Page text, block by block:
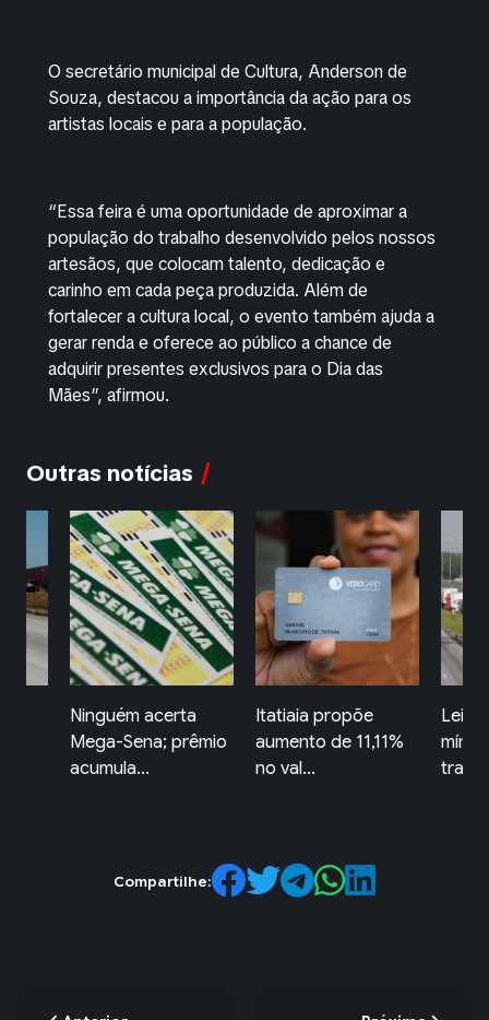
O secretário municipal de Cultura, Anderson de
Souza, destacou a importância da ação para os
artistas locais e para a população.
“Essa feira é uma oportunidade de aproximar a
população do trabalho desenvolvido pelos nossos
artesãos, que colocam talento, dedicação e
carinho em cada peça produzida. Além de
fortalecer a cultura local, o evento também ajuda a
gerar renda e oferece ao público a chance de
adquirir presentes exclusivos para o Dia das
Mães”, afirmou.
Outras notícias
Itatiaia propõe
aumento de 11,11%
no val...
Lei garante frete
mínimo no
transporte d...
Compartilhe: